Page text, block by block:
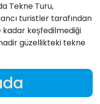
Tekne Turu,
turistler tarafından
keşfedilmediği
güzellikteki tekne